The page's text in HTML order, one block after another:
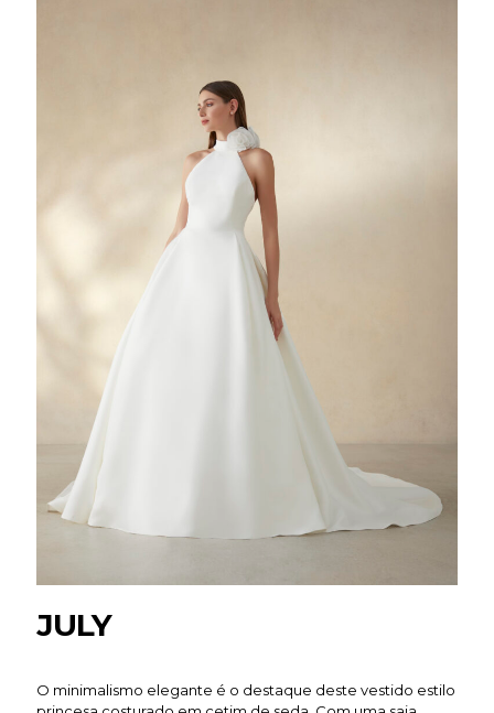
JULY
O minimalismo elegante é o destaque deste vestido estilo